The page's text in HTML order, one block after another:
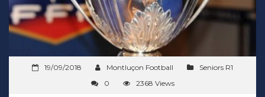
19/09/2018 Montluçon Football
Seniors R1
0
2368 Views